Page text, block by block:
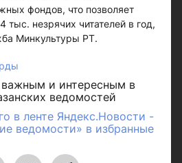
фондов, что позволяет
тыс. незрячих читателей в год,
Минкультуры РТ.
и интересным в
ведомостей
в ленте Яндекс.Новости -
ведомости» в избранные